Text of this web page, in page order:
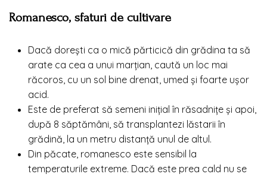
Romanesco, sfaturi de cultivare
Dacă doreşti ca o mică părticică din grădina ta să
arate ca cea a unui marţian, caută un loc mai
răcoros, cu un sol bine drenat, umed şi foarte uşor
acid.
Este de preferat să semeni iniţial în răsadniţe şi apoi,
după 8 săptămâni, să transplantezi lăstarii în
grădină, la un metru distanţă unul de altul.
Din păcate, romanesco este sensibil la
temperaturile extreme. Dacă este prea cald nu se